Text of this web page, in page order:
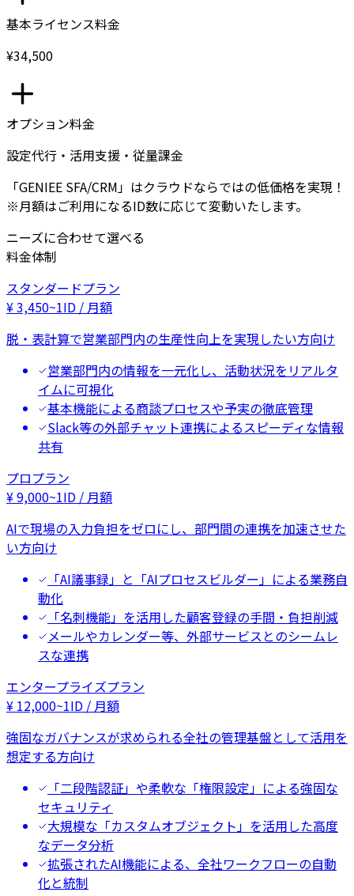
基本ライセンス料金
¥34,500
オプション料金
設定代行・活用支援・従量課金
「GENIEE SFA/CRM」はクラウドならではの低価格を実現！
※月額はご利用になるID数に応じて変動いたします。
ニーズに合わせて選べる
料金体制
スタンダードプラン
¥3,450~1ID / 月額
脱・表計算で営業部門内の生産性向上を実現したい方向け
営業部門内の情報を一元化し、活動状況をリアルタ
イムに可視化
基本機能による商談プロセスや予実の徹底管理
Slack等の外部チャット連携によるスピーディな情報
共有
プロプラン
¥9,000~1ID / 月額
AIで現場の入力負担をゼロにし、部門間の連携を加速させた
い方向け
「AI議事録」と「AIプロセスビルダー」による業務自
動化
「名刺機能」を活用した顧客登録の手間・負担削減
メールやカレンダー等、外部サービスとのシームレ
スな連携
エンタープライズプラン
¥ 12,000~1ID / 月額
強固なガバナンスが求められる全社の管理基盤として活用を
想定する方向け
「二段階認証」や柔軟な「権限設定」による強固な
セキュリティ
大規模な「カスタムオブジェクト」を活用した高度
なデータ分析
拡張されたAI機能による、全社ワークフローの自動
化と統制